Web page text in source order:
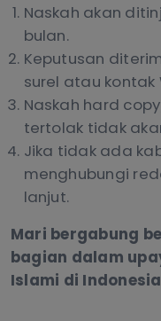
Naskah akan
bulan.
Keputusan
surel atau kontak
Naskah hard
tertolak tidak
Jika tidak ada
menghubungi
lanjut.
Mari bergabung
bagian dalam
Islami di